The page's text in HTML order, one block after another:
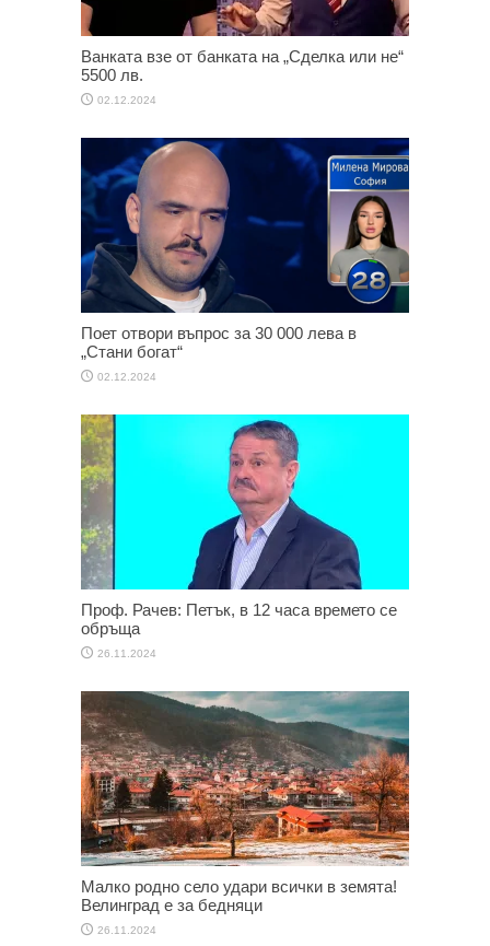
Ванката взе от банката на „Сделка или не“
5500 лв.
02.12.2024
Поет отвори въпрос за 30 000 лева в
„Стани богат“
02.12.2024
Проф. Рачев: Петък, в 12 часа времето се
обръща
26.11.2024
Малко родно село удари всички в земята!
Велинград е за бедняци
26.11.2024